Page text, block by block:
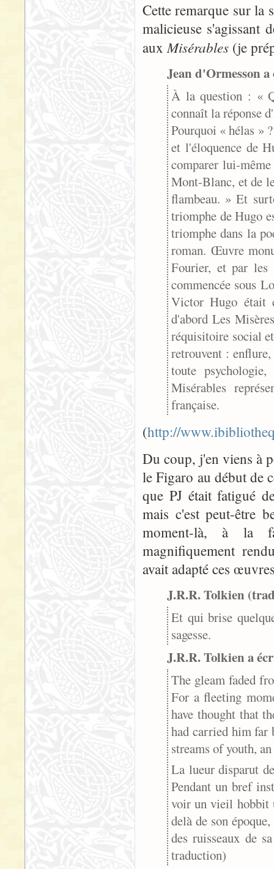
Cette remarque sur la
malicieuse s'agissant
auxMisérables (je
Jean d'Ormesson
À la question : «
connaît la réponse
Pourquoi « hélas »
et l'éloquence de
comparer lui-
Mont-Blanc, et de
flambeau. » Et
triomphe de Hugo
triomphe dans la
roman. Œuvre
Fourier, et par les
commencée sous
Victor Hugo était
d'abord Les
réquisitoire social
retrouvent :
toute
Misérables
française.
(http://
Du coup, j'en viens à
le Figaro au début de
que PJ était fatigué
mais c'est peut-être
moment-là, à la
magnifiquement
avait adapté ces
J.R.R. Tolkien
Et qui brise
sagesse.
J.R.R. Tolkien a
The gleam faded
For a fleeting
have thought that
had carried him far
streams of youth,
La lueur disparut
Pendant un bref
voir un vieil hobbit
delà de son
des ruisseaux de
traduction)